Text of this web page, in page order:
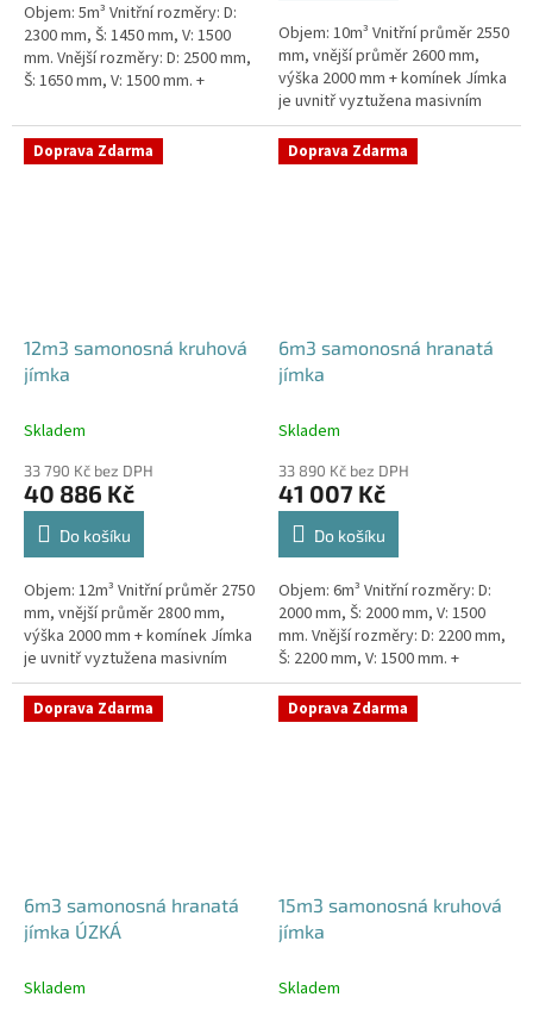
hvězdiček.
Objem: 5m³ Vnitřní rozměry: D:
2300 mm, Š: 1450 mm, V: 1500
mm. Vnější rozměry: D: 2500 mm,
Š: 1650 mm, V: 1500 mm. +
bez potřeby obetonování....
Objem: 10m³ Vnitřní průměr 2550
mm, vnější průměr 2600 mm,
výška 2000 mm + komínek Jímka
je uvnitř vyztužena masivním
žebrováním pro garanci její
samonosnosti.Kvalitní, pevná...
Doprava Zdarma
12m3 samonosná kruhová
jímka
Skladem
33 790 Kč bez DPH
40 886 Kč
Do košíku
Objem: 12m³ Vnitřní průměr 2750
mm, vnější průměr 2800 mm,
výška 2000 mm + komínek Jímka
je uvnitř vyztužena masivním
žebrováním pro garanci její
samonosnosti.Kvalitní, pevná...
Doprava Zdarma
6m3 samonosná hranatá
jímka
Skladem
33 890 Kč bez DPH
41 007 Kč
Do košíku
Objem: 6m³ Vnitřní rozměry: D:
2000 mm, Š: 2000 mm, V: 1500
mm. Vnější rozměry: D: 2200 mm,
Š: 2200 mm, V: 1500 mm. +
komínek Kvalitní, pevná jímka
bez potřeby obetonování....
Doprava Zdarma
6m3 samonosná hranatá
jímka ÚZKÁ
Skladem
Doprava Zdarma
15m3 samonosná kruhová
jímka
Skladem